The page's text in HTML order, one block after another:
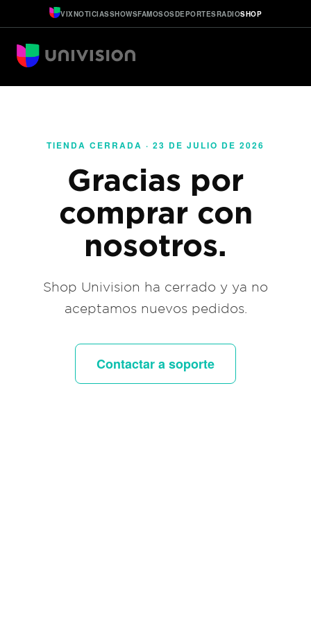
VIXNOTICIASSHOWSFAMOSOSDEPORTESRADIOSHOP
TIENDA CERRADA · 23 DE JULIO DE 2026
Gracias por
comprar con
nosotros.
Shop Univision ha cerrado y ya no
aceptamos nuevos pedidos.
Contactar a soporte